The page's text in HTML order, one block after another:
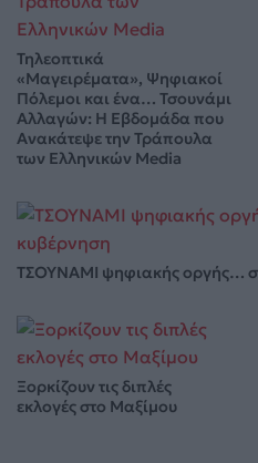
Τηλεοπτικά
«Μαγειρέματα», Ψηφιακοί
Πόλεμοι και ένα… Τσουνάμι
Αλλαγών: Η Εβδομάδα που
Ανακάτεψε την Τράπουλα
των Ελληνικών Media
ΤΣΟΥΝΑΜΙ ψηφιακής οργής…
Ξορκίζουν τις διπλές
εκλογές στο Μαξίμου